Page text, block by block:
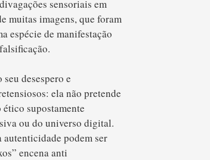
sensoriais em
muitas imagens, que foram
espécie de manifestação
desespero e
ela não pretende
supostamente
ou do universo digital.
autenticidade podem ser
encena anti